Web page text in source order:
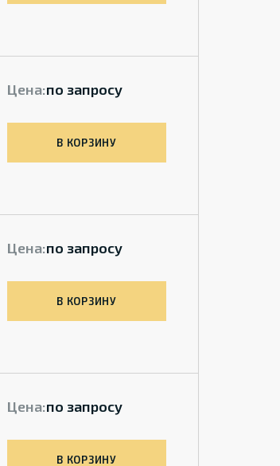
Цена:по запросу
В КОРЗИНУ
Цена:по запросу
В КОРЗИНУ
Цена:по запросу
В КОРЗИНУ